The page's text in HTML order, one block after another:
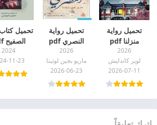
تحميل رواية
منزلنا pdf
2026
لويز كاندليش
2026-07-11
تحميل رواية
النصري pdf
2026
ماريو بجين لوثينا
2026-06-23
تحميل
الصفيح pdf
2024
11-23